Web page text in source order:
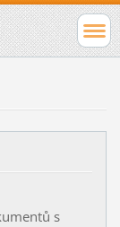
s